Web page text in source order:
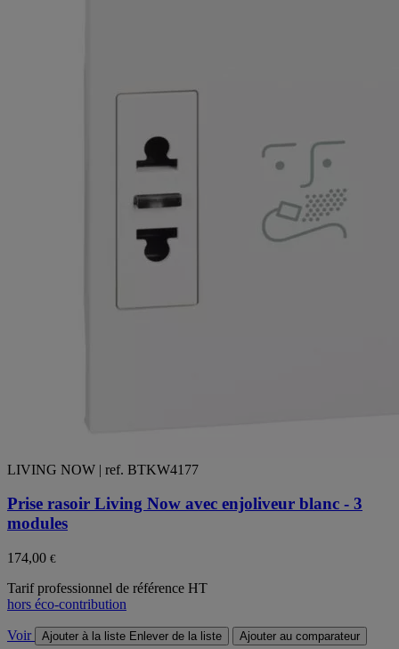
LIVING NOW | ref. BTKW4177
Prise rasoir Living Now avec enjoliveur blanc - 3
modules
174,00 €
Tarif professionnel de référence HT
hors éco-contribution
Voir Ajouter à la liste Enlever de la liste Ajouter au comparateur